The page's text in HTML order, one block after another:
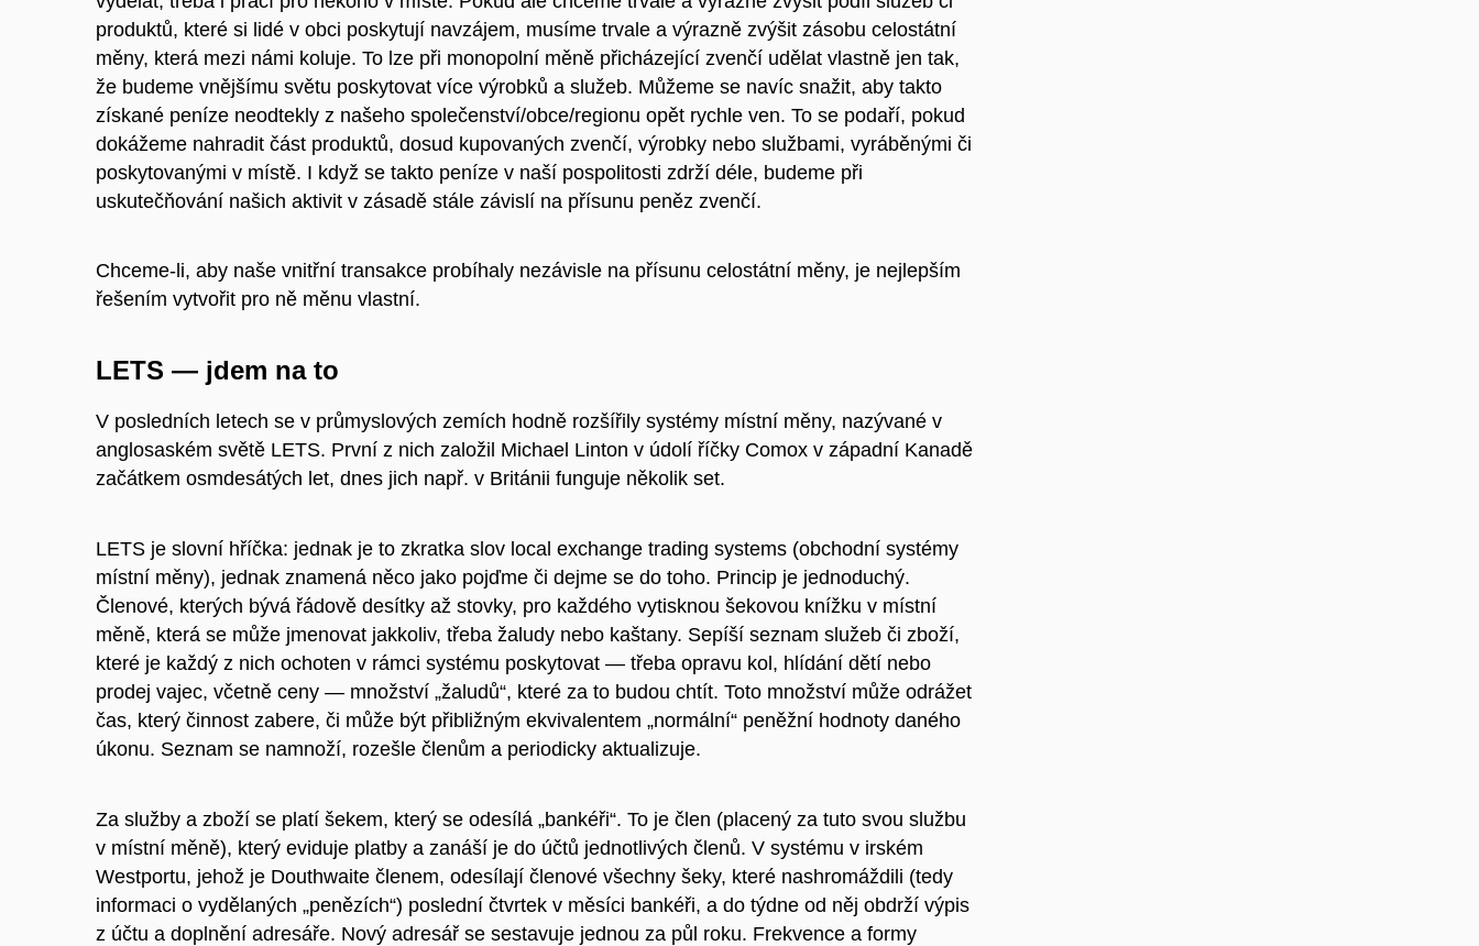
produktů, které si lidé v obci poskytují navzájem, musíme trvale a výrazně zvýšit zásobu celostátní
měny, která mezi námi koluje. To lze při monopolní měně přicházející zvenčí udělat vlastně jen tak,
že budeme vnějšímu světu poskytovat více výrobků a služeb. Můžeme se navíc snažit, aby takto
získané peníze neodtekly z našeho společenství/obce/regionu opět rychle ven. To se podaří, pokud
dokážeme nahradit část produktů, dosud kupovaných zvenčí, výrobky nebo službami, vyráběnými či
poskytovanými v místě. I když se takto peníze v naší pospolitosti zdrží déle, budeme při
uskutečňování našich aktivit v zásadě stále závislí na přísunu peněz zvenčí.
Chceme-li, aby naše vnitřní transakce probíhaly nezávisle na přísunu celostátní měny, je nejlepším
řešením vytvořit pro ně měnu vlastní.
LETS — jdem na to
V posledních letech se v průmyslových zemích hodně rozšířily systémy místní měny, nazývané v
anglosaském světě LETS. První z nich založil Michael Linton v údolí říčky Comox v západní Kanadě
začátkem osmdesátých let, dnes jich např. v Británii funguje několik set.
LETS je slovní hříčka: jednak je to zkratka slov local exchange trading systems (obchodní systémy
místní měny), jednak znamená něco jako pojďme či dejme se do toho. Princip je jednoduchý.
Členové, kterých bývá řádově desítky až stovky, pro každého vytisknou šekovou knížku v místní
měně, která se může jmenovat jakkoliv, třeba žaludy nebo kaštany. Sepíší seznam služeb či zboží,
které je každý z nich ochoten v rámci systému poskytovat — třeba opravu kol, hlídání dětí nebo
prodej vajec, včetně ceny — množství „žaludů“, které za to budou chtít. Toto množství může odrážet
čas, který činnost zabere, či může být přibližným ekvivalentem „normální“ peněžní hodnoty daného
úkonu. Seznam se namnoží, rozešle členům a periodicky aktualizuje.
Za služby a zboží se platí šekem, který se odesílá „bankéři“. To je člen (placený za tuto svou službu
v místní měně), který eviduje platby a zanáší je do účtů jednotlivých členů. V systému v irském
Westportu, jehož je Douthwaite členem, odesílají členové všechny šeky, které nashromáždili (tedy
informaci o vydělaných „penězích“) poslední čtvrtek v měsíci bankéři, a do týdne od něj obdrží výpis
z účtu a doplnění adresáře. Nový adresář se sestavuje jednou za půl roku. Frekvence a formy